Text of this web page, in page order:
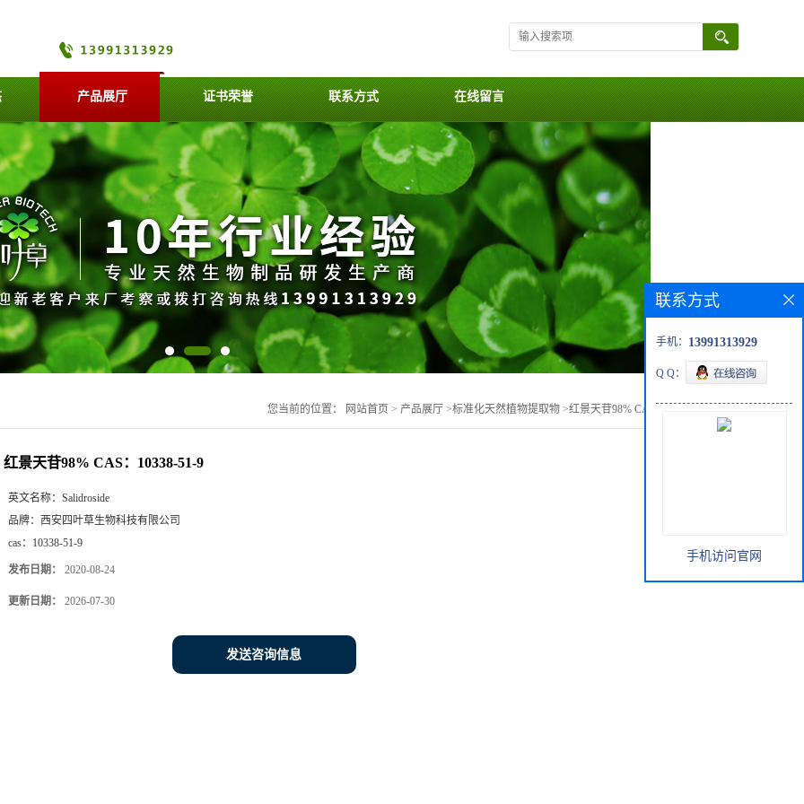
产品展厅 证书荣誉 联系方式 在线留言
您当前的位置： 网站首页 > 产品展厅 >标准化天然植物提取物 >红景天苷98% CAS：10338-51-9
红景天苷98% CAS：10338-51-9
英文名称： Salidroside
品牌： 西安四叶草生物科技有限公司
cas： 10338-51-9
发布日期： 2020-08-24
更新日期： 2026-07-30
发送咨询信息
联系方式
手机： 13991313929
Q Q：
手机访问官网